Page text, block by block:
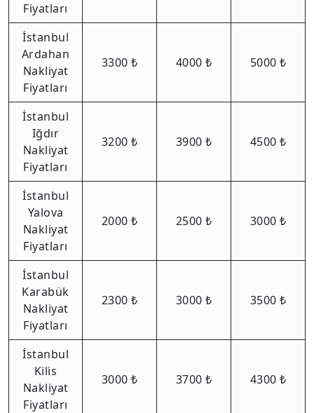
Fiyatları
İstanbul
Ardahan
Nakliyat
Fiyatları
3300 ₺ 4000 ₺ 5000 ₺
İstanbul
Iğdır
Nakliyat
Fiyatları
3200 ₺ 3900 ₺ 4500 ₺
İstanbul
Yalova
Nakliyat
Fiyatları
2000 ₺ 2500 ₺ 3000 ₺
İstanbul
Karabük
Nakliyat
Fiyatları
2300 ₺ 3000 ₺ 3500 ₺
İstanbul
Kilis
Nakliyat
Fiyatları
3000 ₺ 3700 ₺ 4300 ₺